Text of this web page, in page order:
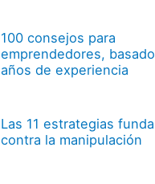
100 consejos para
emprendedores,
años de experiencia
Las 11 estrategias
contra la manipulación